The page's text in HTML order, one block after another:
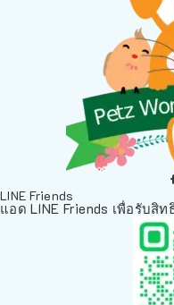
LINE Friends
แอด LINE Friends เพื่อรับสิ